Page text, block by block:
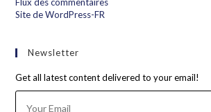
Site de WordPress-FR
Newsletter
Get all latest content delivered to your email!